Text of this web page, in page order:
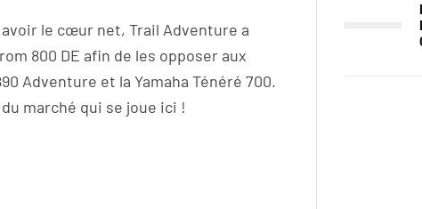
le cœur net, Trail Adventure a
800 DE afin de les opposer aux
Adventure et la Yamaha Ténéré 700.
marché qui se joue ici !